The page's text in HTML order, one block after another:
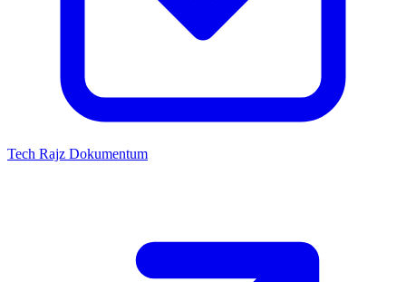
Tech Rajz Dokumentum